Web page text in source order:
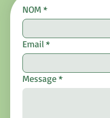
NOM *
Email *
Message*